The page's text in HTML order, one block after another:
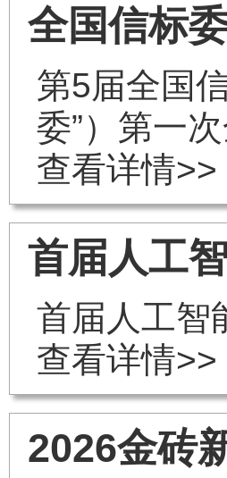
全国信标
第5届全国
委”）第一
查看详情>>
首届人工
首届人工智
查看详情>>
2026金砖